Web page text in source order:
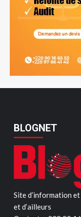
BLOGNET
Site d’information
et d’ailleurs